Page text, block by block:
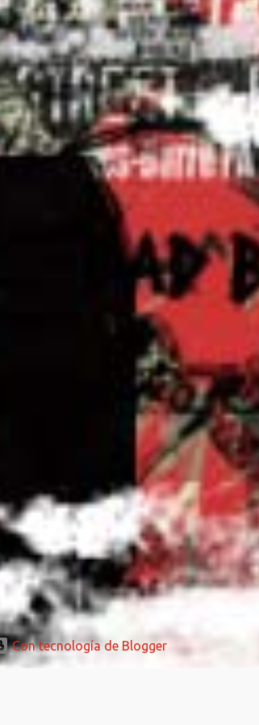
Con tecnología de Blogger